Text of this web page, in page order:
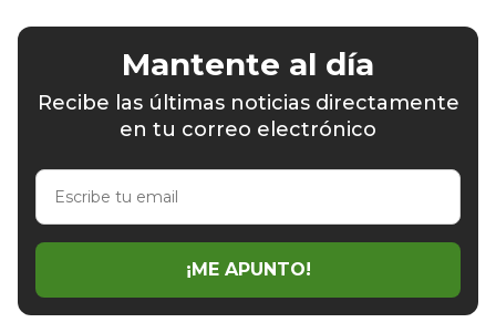
Mantente al día
Recibe las últimas noticias directamente
en tu correo electrónico
Escribe
email
¡ME APUNTO!